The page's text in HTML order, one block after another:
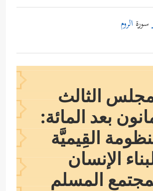
سورة الروم
الثالث
بعد المائة:
القِيميَّة
الإنسان
المسلم